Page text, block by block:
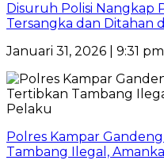
Disuruh Polisi Nangkap
Tersangka dan Ditahan
Januari 31, 2026 | 9:31
Polres Kampar
Tambang Ilegal,